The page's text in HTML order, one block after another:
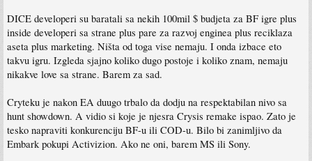
DICE developeri su baratali sa nekih 100mil $ budjeta za BF igre plus
inside developeri sa strane plus pare za razvoj enginea plus reciklaza
aseta plus marketing. Ništa od toga vise nemaju. I onda izbace eto
takvu igru. Izgleda sjajno koliko dugo postoje i koliko znam, nemaju
nikakve love sa strane. Barem za sad.
Cryteku je nakon EA duugo trbalo da dodju na respektabilan nivo sa
hunt showdown. A vidio si koje je njesra Crysis remake ispao. Zato je
tesko napraviti konkurenciju BF-u ili COD-u. Bilo bi zanimljivo da
Embark pokupi Activizion. Ako ne oni, barem MS ili Sony.